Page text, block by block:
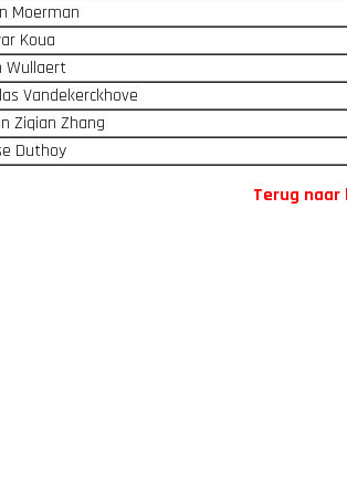
Moerman
Koua
Wullaert
Vandekerckhove
Ziqian Zhang
Duthoy
Terug